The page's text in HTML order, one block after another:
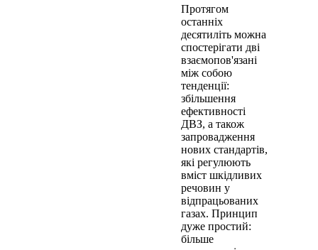
Протягом
останніх
десятиліть можна
спостерігати дві
взаємопов'язані
між собою
тенденції:
збільшення
ефективності
ДВЗ, а також
запровадження
нових стандартів,
які регулюють
вміст шкідливих
речовин у
відпрацьованих
газах. Принцип
дуже простий:
більше